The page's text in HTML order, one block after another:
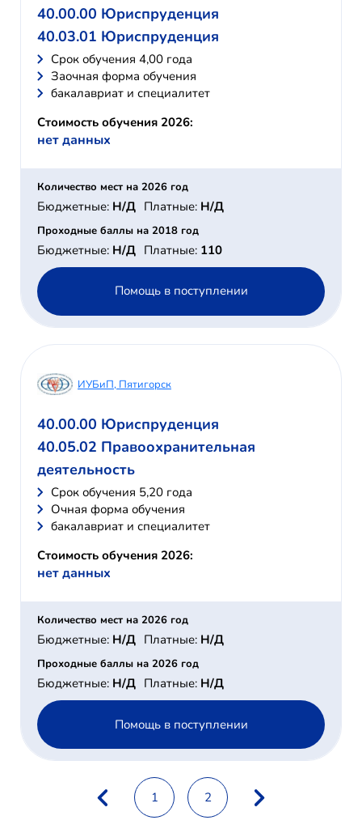
40.00.00 Юриспруденция
40.03.01 Юриспруденция
Cрок обучения 4,00 года
Заочная форма обучения
бакалавриат и специалитет
Стоимость обучения 2026:
нет данных
Количество мест на 2026 год
Бюджетные: Н/Д Платные: Н/Д
Проходные баллы на 2018 год
Бюджетные: Н/Д Платные: 110
Помощь в поступлении
ИУБиП, Пятигорск
40.00.00 Юриспруденция
40.05.02 Правоохранительная
деятельность
Cрок обучения 5,20 года
Очная форма обучения
бакалавриат и специалитет
Стоимость обучения 2026:
нет данных
Количество мест на 2026 год
Бюджетные: Н/Д Платные: Н/Д
Проходные баллы на 2026 год
Бюджетные: Н/Д Платные: Н/Д
Помощь в поступлении
1 2